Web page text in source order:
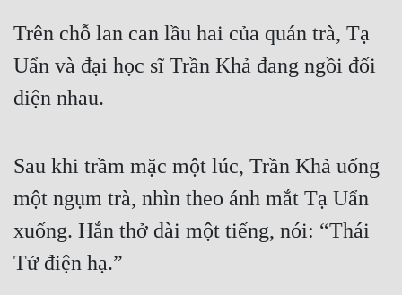
Trên chỗ lan can lầu hai của quán trà, Tạ
Uẩn và đại học sĩ Trần Khả đang ngồi đối
diện nhau.
Sau khi trầm mặc một lúc, Trần Khả uống
một ngụm trà, nhìn theo ánh mắt Tạ Uẩn
xuống. Hắn thở dài một tiếng, nói: “Thái
Tử điện hạ.”